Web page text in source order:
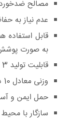
مصالح
عدم نیاز به
قابل
به صورت پوشش
قابلیت تولید 3 کیلومتر لوله در هر هفته
وزنی معادل 10 درصد لوله‌های سنتی
حمل ایمن و
سازگار با